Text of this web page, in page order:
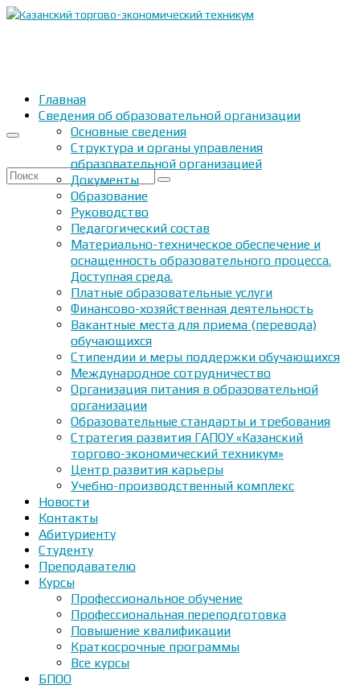
Искать:
Главная
Сведения об образовательной организации
Основные сведения
Структура и органы управления
образовательной организацией
Документы
Образование
Руководство
Педагогический состав
Материально-техническое обеспечение и
оснащенность образовательного процесса.
Доступная среда.
Платные образовательные услуги
Финансово-хозяйственная деятельность
Вакантные места для приема (перевода)
обучающихся
Стипендии и меры поддержки обучающихся
Международное сотрудничество
Организация питания в образовательной
организации
Образовательные стандарты и требования
Стратегия развития ГАПОУ «Казанский
торгово-экономический техникум»
Центр развития карьеры
Учебно-производственный комплекс
Новости
Контакты
Абитуриенту
Студенту
Преподавателю
Курсы
Профессиональное обучение
Профессиональная переподготовка
Повышение квалификации
Краткосрочные программы
Все курсы
БПОО